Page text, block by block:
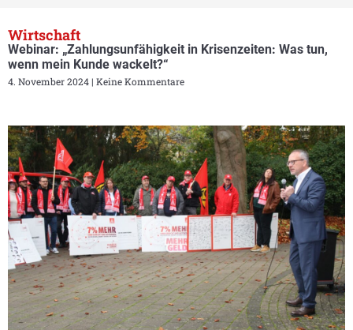
Wirtschaft
Webinar: „Zahlungsunfähigkeit in Krisenzeiten: Was tun,
wenn mein Kunde wackelt?“
4. November 2024 Keine Kommentare